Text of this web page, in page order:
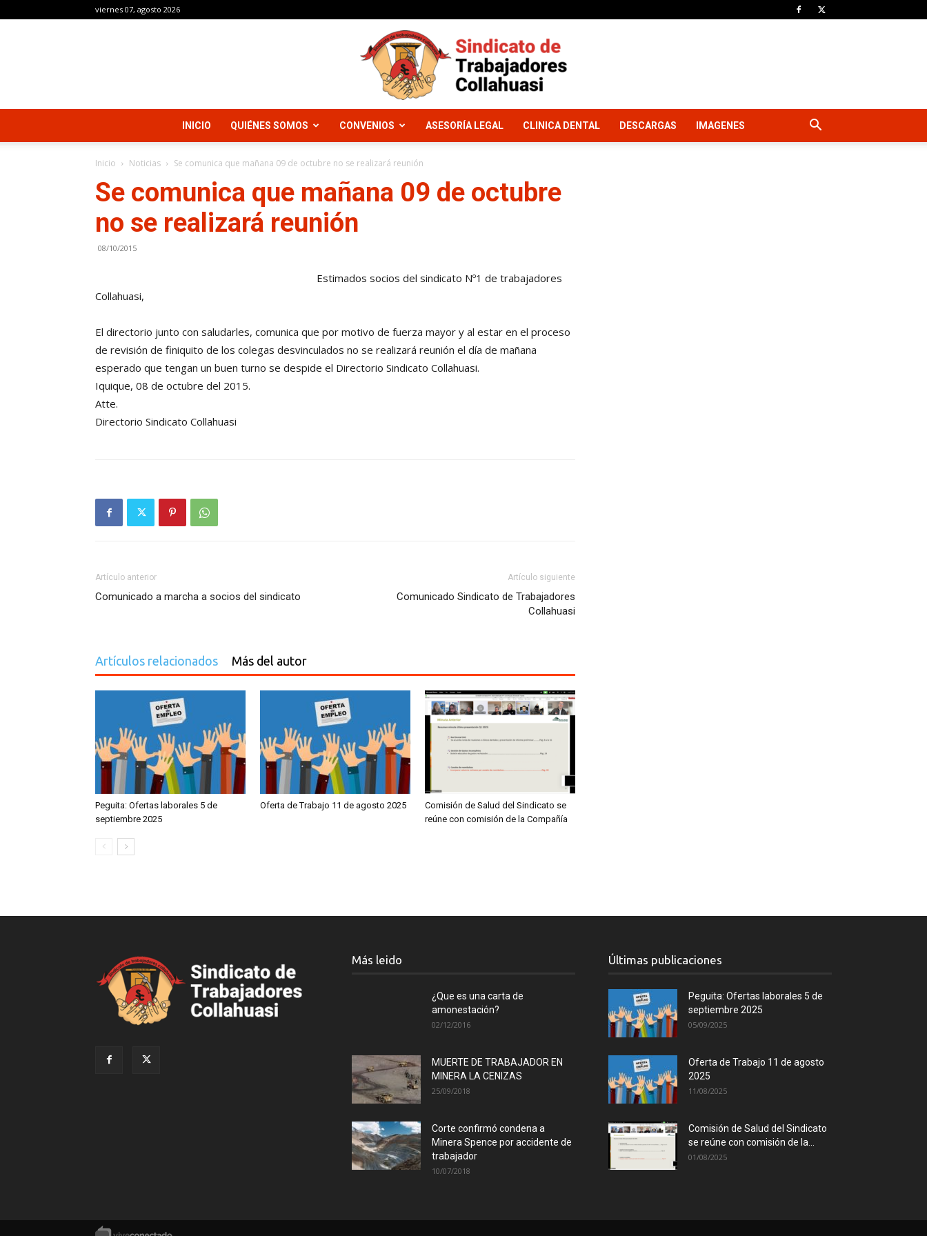
viernes 07, agosto 2026
Sindicato
INICIO QUIÉNES SOMOS CONVENIOS ASESORÍA LEGAL CLINICA DENTAL DESCARGAS IMAGENES
Inicio Noticias Se comunica que mañana 09 de octubre no se realizará reunión
Se comunica que mañana 09 de octubre
no se realizará reunión
08/10/2015
Estimados socios del sindicato Nº1 de trabajadores
Collahuasi,
El directorio junto con saludarles, comunica que por motivo de fuerza mayor y al estar en el proceso
de revisión de finiquito de los colegas desvinculados no se realizará reunión el día de mañana
esperado que tengan un buen turno se despide el Directorio Sindicato Collahuasi.
Iquique, 08 de octubre del 2015.
Atte.
Directorio Sindicato Collahuasi
Artículo anterior
Comunicado a marcha a socios del sindicato
Artículo siguiente
Comunicado Sindicato de Trabajadores
Collahuasi
Artículos relacionados Más del autor
Peguita: Ofertas laborales 5 de
septiembre 2025
Oferta de Trabajo 11 de agosto 2025
Comisión de Salud del Sindicato se
reúne con comisión de la Compañía
Más leido
¿Que es una carta de
amonestación?
02/12/2016
MUERTE DE TRABAJADOR EN
MINERA LA CENIZAS
25/09/2018
Corte confirmó condena a
Minera Spence por accidente de
trabajador
10/07/2018
Últimas publicaciones
Peguita: Ofertas laborales 5 de
septiembre 2025
05/09/2025
Oferta de Trabajo 11 de agosto
2025
11/08/2025
Comisión de Salud del Sindicato
se reúne con comisión de la...
01/08/2025